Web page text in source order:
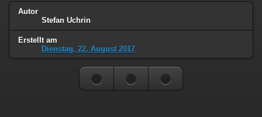
Autor
Stefan Uchrin
Erstellt am
Dienstag, 22. August 2017